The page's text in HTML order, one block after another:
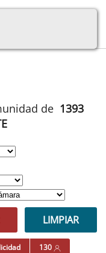
de 1393
LIMPIAR
130